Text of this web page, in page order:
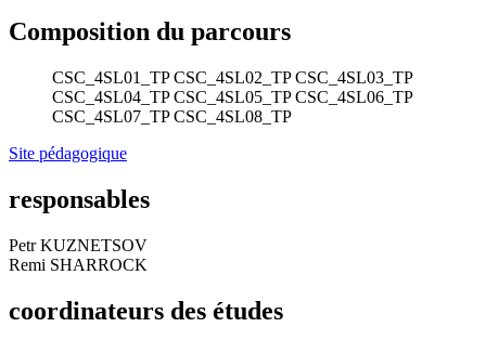
Composition du parcours
CSC_4SL01_TP CSC_4SL02_TP CSC_4SL03_TP
CSC_4SL04_TP CSC_4SL05_TP CSC_4SL06_TP
CSC_4SL07_TP CSC_4SL08_TP
Site pédagogique
responsables
Petr KUZNETSOV
Remi SHARROCK
coordinateurs des études